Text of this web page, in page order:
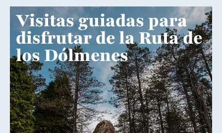
Visitas guiadas para
disfrutar de la Ruta de
los Dólmenes